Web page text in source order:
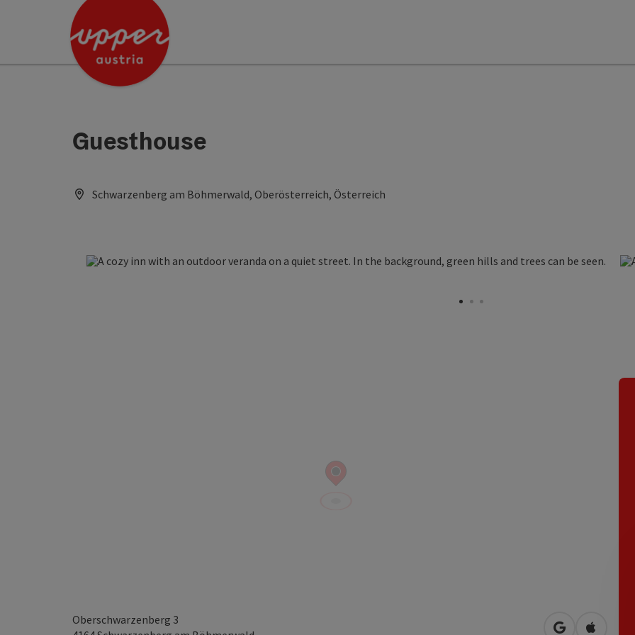
Accesskey
Accesskey
Guesthouse
Schwarzenberg am Böhmerwald, Oberösterreich, Österreich
Oberschwarzenberg 3